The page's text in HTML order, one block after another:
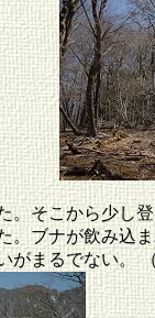
。そこから少し
。ブナが飲み込
がまるでない。